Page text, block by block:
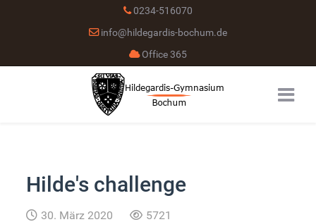
0234-516070
info@hildegardis-bochum.de
Office 365
Hilde's challenge
30. März 2020 5721